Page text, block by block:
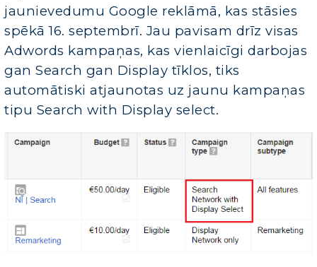
jaunievedumu Google reklāmā, kas stāsies
spēkā 16. septembrī. Jau pavisam drīz visas
Adwords kampaņas, kas vienlaicīgi darbojas
gan Search gan Display tīklos, tiks
automātiski atjaunotas uz jaunu kampaņas
tipu Search with Display select.